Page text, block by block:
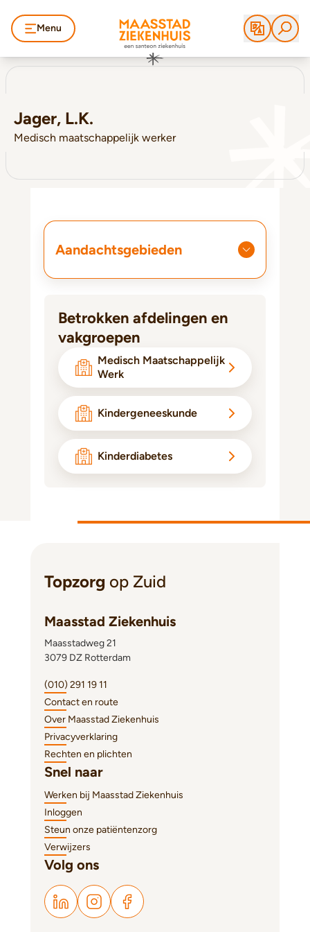
Menu
Jager, L.K.
Medisch maatschappelijk werker
Aandachtsgebieden
Betrokken afdelingen en
vakgroepen
Medisch Maatschappelijk
Werk
Kindergeneeskunde
Kinderdiabetes
Topzorg op Zuid
Maasstad Ziekenhuis
Maasstadweg 21
3079 DZ Rotterdam
(010) 291 19 11
Contact en route
Over Maasstad Ziekenhuis
Privacyverklaring
Rechten en plichten
Snel naar
Werken bij Maasstad Ziekenhuis
Inloggen
Steun onze patiëntenzorg
Verwijzers
Volg ons